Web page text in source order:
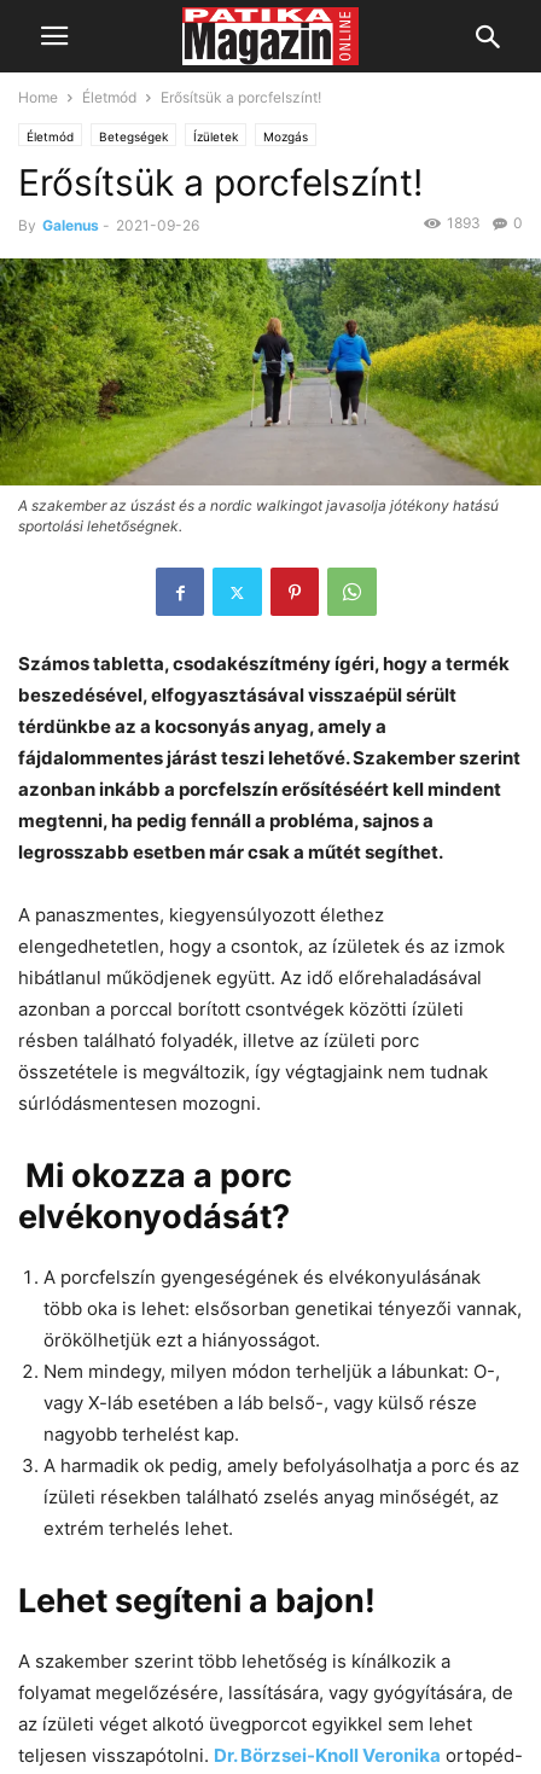
Home Életmód Erősítsük a porcfelszínt!
Életmód Betegségek Ízületek Mozgás
Erősítsük a porcfelszínt!
By Galenus - 2021-09-26 0
1893
A szakember az úszást és a nordic walkingot javasolja jótékony hatású
sportolási lehetőségnek.
Számos tabletta, csodakészítmény ígéri, hogy a termék
beszedésével, elfogyasztásával visszaépül sérült
térdünkbe az a kocsonyás anyag, amely a
fájdalommentes járást teszi lehetővé. Szakember szerint
azonban inkább a porcfelszín erősítéséért kell mindent
megtenni, ha pedig fennáll a probléma, sajnos a
legrosszabb esetben már csak a műtét segíthet.
A panaszmentes, kiegyensúlyozott élethez
elengedhetetlen, hogy a csontok, az ízületek és az izmok
hibátlanul működjenek együtt. Az idő előrehaladásával
azonban a porccal borított csontvégek közötti ízületi
résben található folyadék, illetve az ízületi porc
összetétele is megváltozik, így végtagjaink nem tudnak
súrlódásmentesen mozogni.
Mi okozza a porc
elvékonyodását?
A porcfelszín gyengeségének és elvékonyulásának
több oka is lehet: elsősorban genetikai tényezői vannak,
örökölhetjük ezt a hiányosságot.
Nem mindegy, milyen módon terheljük a lábunkat: O-,
vagy X-láb esetében a láb belső-, vagy külső része
nagyobb terhelést kap.
A harmadik ok pedig, amely befolyásolhatja a porc és az
ízületi résekben található zselés anyag minőségét, az
extrém terhelés lehet.
Lehet segíteni a bajon!
A szakember szerint több lehetőség is kínálkozik a
folyamat megelőzésére, lassítására, vagy gyógyítására, de
az ízületi véget alkotó üvegporcot egyikkel sem lehet
teljesen visszapótolni. Dr. Börzsei-Knoll Veronika ortopéd-